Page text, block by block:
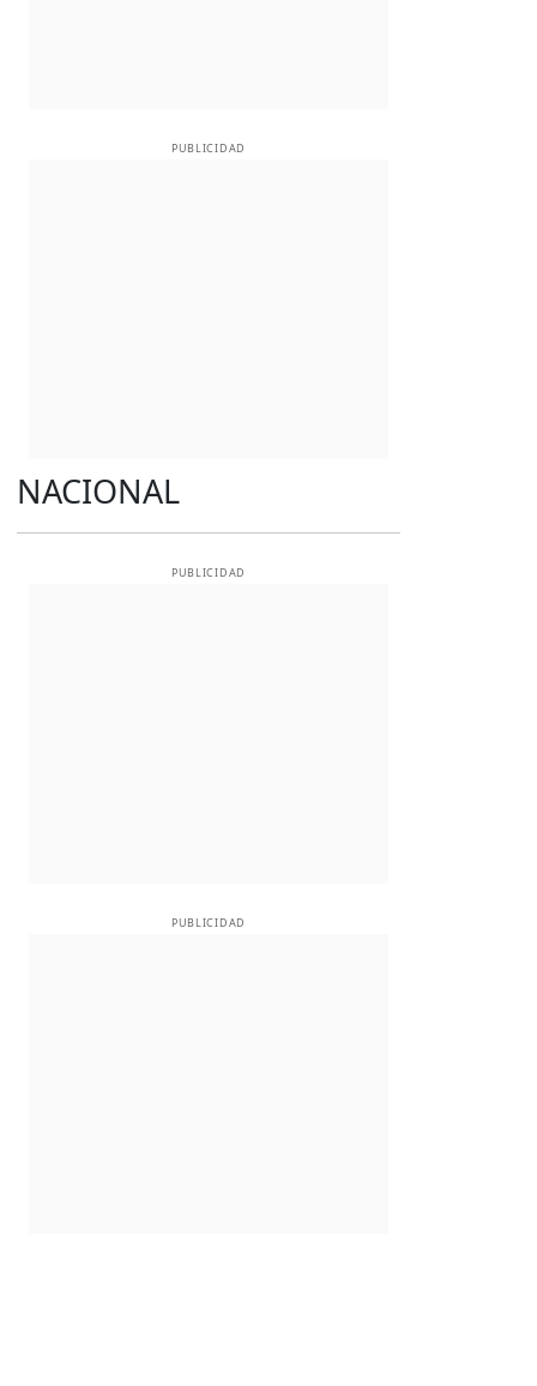
PUBLICIDAD
NACIONAL
PUBLICIDAD
PUBLICIDAD